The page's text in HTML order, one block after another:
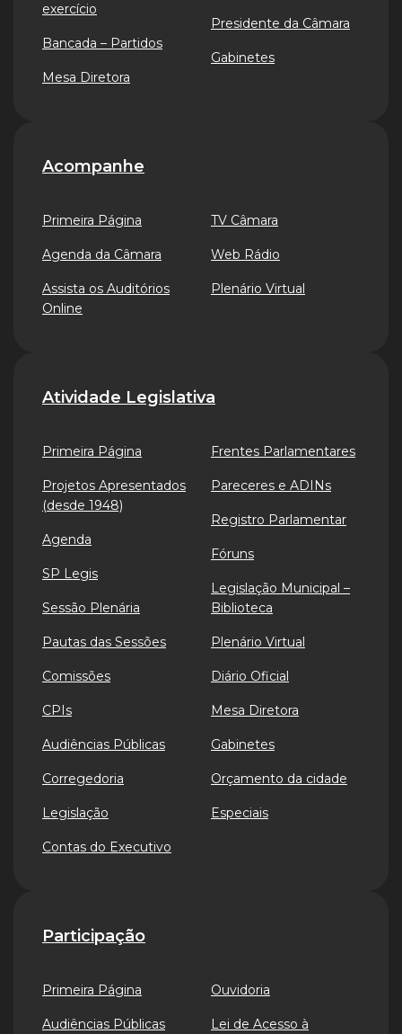
exercício
Bancada – Partidos
Mesa Diretora
Presidente da Câmara
Gabinetes
Acompanhe
Primeira Página
Agenda da Câmara
Assista os Auditórios
Online
TV Câmara
Web Rádio
Plenário Virtual
Atividade Legislativa
Primeira Página
Projetos Apresentados
(desde 1948)
Agenda
SP Legis
Sessão Plenária
Pautas das Sessões
Comissões
CPIs
Audiências Públicas
Corregedoria
Legislação
Contas do Executivo
Frentes Parlamentares
Pareceres e ADINs
Registro Parlamentar
Fóruns
Legislação Municipal –
Biblioteca
Plenário Virtual
Diário Oficial
Mesa Diretora
Gabinetes
Orçamento da cidade
Especiais
Participação
Primeira Página
Audiências Públicas
Ouvidoria
Lei de Acesso à